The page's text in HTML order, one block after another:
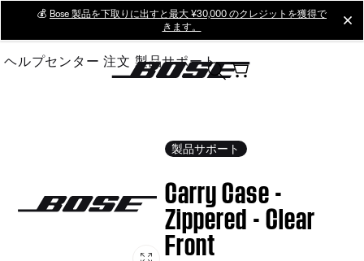
Main
💰 Bose 製品を下取りに出すと最大 ¥30,000 のクレジットを獲得で
きます。
ヘルプセンター 注文 製品サポート
製品サポート
Carry Case -
Zippered - Clear
Front